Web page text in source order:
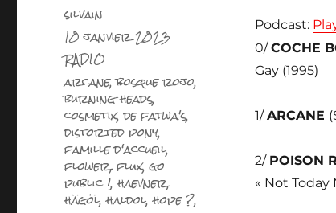
Podcast:
0/COCHE
Gay (1995)
1/ARCANE
2/ POISON
« Not Today
Auteur
silvain
Publié
le
10 janvier 2023
Catégories
RADIO
Étiquettes
arcane,bosque rojo,
burning heads,
cosmetix,de fatwa's,
distorted pony,
famille d'accueil,
flower,flux,go
public !,haevner,
hägöl,haldol,hope ?,